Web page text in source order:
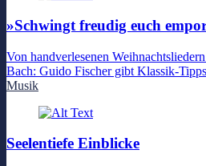
»Schwingt freudig euch
Von handverlesenen
Bach: Guido Fischer gibt Klassik-
Musik
Seelentiefe Einblicke